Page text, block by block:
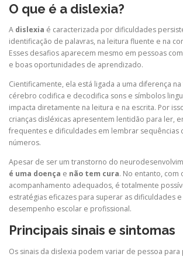
O que é a dislexia?
A dislexia é caracterizada por dificuldades
identificação de palavras, na leitura fluente e na
Esses desafios aparecem mesmo em pessoas
e boas oportunidades de aprendizado.
Cientificamente, ela está ligada a uma diferença
cérebro codifica e decodifica sons e símbolos
impacta diretamente na leitura e na escrita. Por
crianças disléxicas apresentem lentidão para ler,
frequentes e dificuldades em lembrar sequências
números.
Apesar de ser um transtorno do
é uma doença e não tem cura. No entanto, com
acompanhamento adequados, é totalmente
estratégias eficazes para superar as dificuldades
desempenho escolar e profissional.
Principais sinais e sintomas
Os sinais da dislexia podem variar de pessoa